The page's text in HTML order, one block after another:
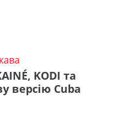
KODI та
версію Cuba